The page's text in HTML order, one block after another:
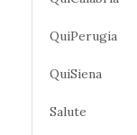
QuiPerugia
QuiSiena
Salute